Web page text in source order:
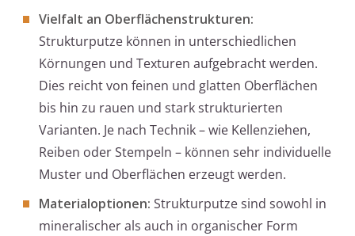
Vielfalt an Oberflächenstrukturen:
Strukturputze können in unterschiedlichen
Körnungen und Texturen aufgebracht werden.
Dies reicht von feinen und glatten Oberflächen
bis hin zu rauen und stark strukturierten
Varianten. Je nach Technik – wie Kellenziehen,
Reiben oder Stempeln – können sehr individuelle
Muster und Oberflächen erzeugt werden.
Materialoptionen: Strukturputze sind sowohl in
mineralischer als auch in organischer Form